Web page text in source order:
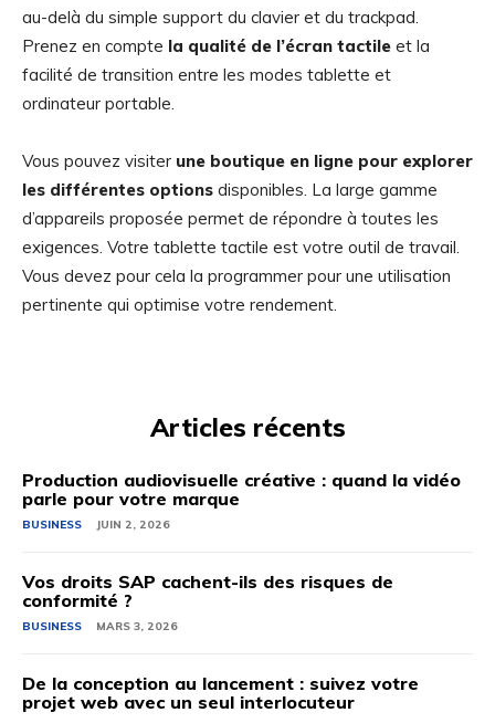
au-delà du simple support du clavier et du trackpad.
Prenez en compte la qualité de l’écran tactile et la
facilité de transition entre les modes tablette et
ordinateur portable.
Vous pouvez visiter une boutique en ligne pour explorer
les différentes options disponibles. La large gamme
d’appareils proposée permet de répondre à toutes les
exigences. Votre tablette tactile est votre outil de travail.
Vous devez pour cela la programmer pour une utilisation
pertinente qui optimise votre rendement.
Articles récents
Production audiovisuelle créative : quand la vidéo
parle pour votre marque
BUSINESS JUIN 2, 2026
Vos droits SAP cachent-ils des risques de
conformité ?
BUSINESS MARS 3, 2026
De la conception au lancement : suivez votre
projet web avec un seul interlocuteur